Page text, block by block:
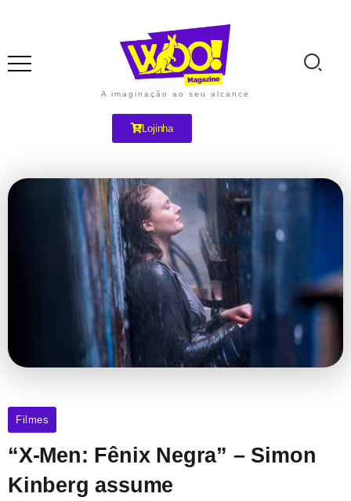
A imaginação ao seu alcance
Lojinha
Filmes
“X-Men: Fênix Negra” – Simon
Kinberg assume